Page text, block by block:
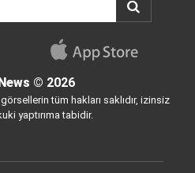
© 2026
tüm hakları saklıdır, izinsiz
yaptırıma tabidir.